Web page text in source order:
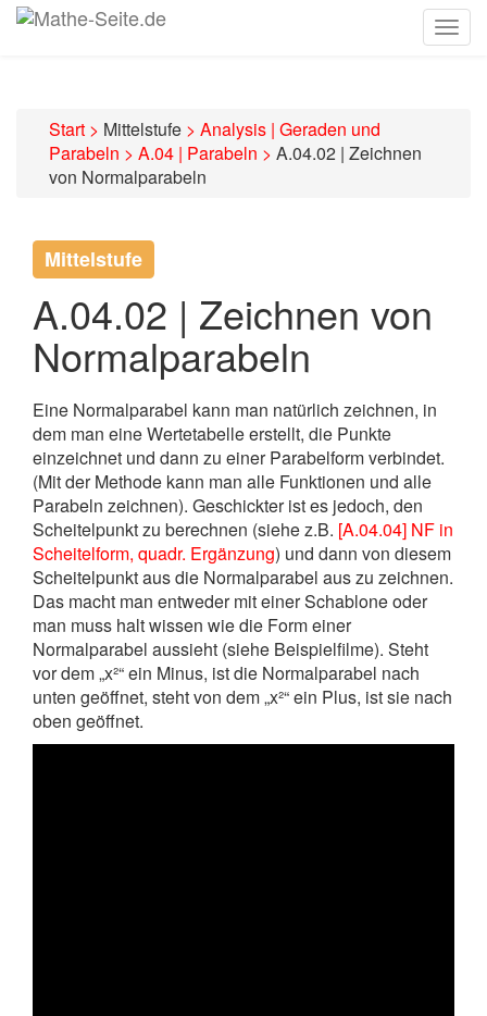
Start > Mittelstufe > Analysis | Geraden und
Parabeln > A.04 | Parabeln > A.04.02 | Zeichnen
von Normalparabeln
Mittelstufe
A.04.02 | Zeichnen von
Normalparabeln
Eine Normalparabel kann man natürlich zeichnen, in
dem man eine Wertetabelle erstellt, die Punkte
einzeichnet und dann zu einer Parabelform verbindet.
(Mit der Methode kann man alle Funktionen und alle
Parabeln zeichnen). Geschickter ist es jedoch, den
Scheitelpunkt zu berechnen (siehe z.B. [A.04.04] NF in
Scheitelform, quadr. Ergänzung) und dann von diesem
Scheitelpunkt aus die Normalparabel aus zu zeichnen.
Das macht man entweder mit einer Schablone oder
man muss halt wissen wie die Form einer
Normalparabel aussieht (siehe Beispielfilme). Steht
vor dem „x²“ ein Minus, ist die Normalparabel nach
unten geöffnet, steht von dem „x²“ ein Plus, ist sie nach
oben geöffnet.